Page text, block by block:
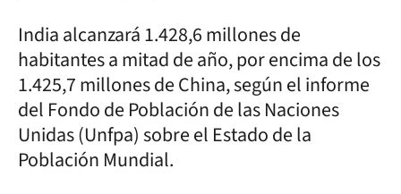
India alcanzará 1.428,6 millones de
habitantes a mitad de año, por encima de los
1.425,7 millones de China, según el informe
del Fondo de Población de las Naciones
Unidas (Unfpa) sobre el Estado de la
Población Mundial.